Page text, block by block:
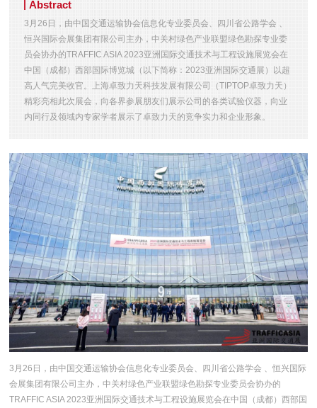
Abstract
3月26日，由中国交通运输协会信息化专业委员会、四川省公路学会 、
恒兴国际会展集团有限公司主办，中关村绿色产业联盟绿色勘探专业委
员会协办的TRAFFIC ASIA 2023亚洲国际交通技术与工程设施展览会在
中国（成都）西部国际博览城（以下简称：2023亚洲国际交通展）以超
高人气完美收官。上海卓致力天科技发展有限公司（TIPTOP卓致力天）
精彩亮相此次展会，向各界参展朋友们展示公司的各类试验仪器，向业
内同行及领域内专家学者展示了卓致力天的竞争实力和企业形象。
3月26日，由中国交通运输协会信息化专业委员会、四川省公路学会 、恒兴国际
会展集团有限公司主办，中关村绿色产业联盟绿色勘探专业委员会协办的
TRAFFIC ASIA 2023亚洲国际交通技术与工程设施展览会在中国（成都）西部国